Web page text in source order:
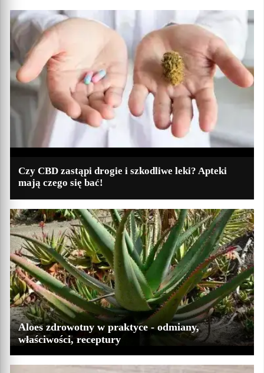
Czy CBD zastąpi drogie i szkodliwe leki? Apteki
mają czego się bać!
Aloes zdrowotny w praktyce - odmiany,
właściwości, receptury